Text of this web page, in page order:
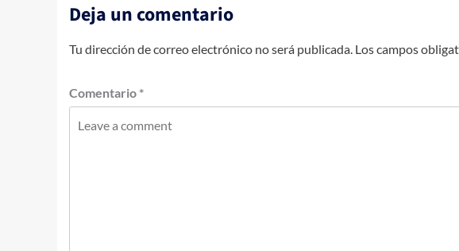
Deja un comentario
Tu dirección de correo electrónico no será publicada. Los campos
Comentario *